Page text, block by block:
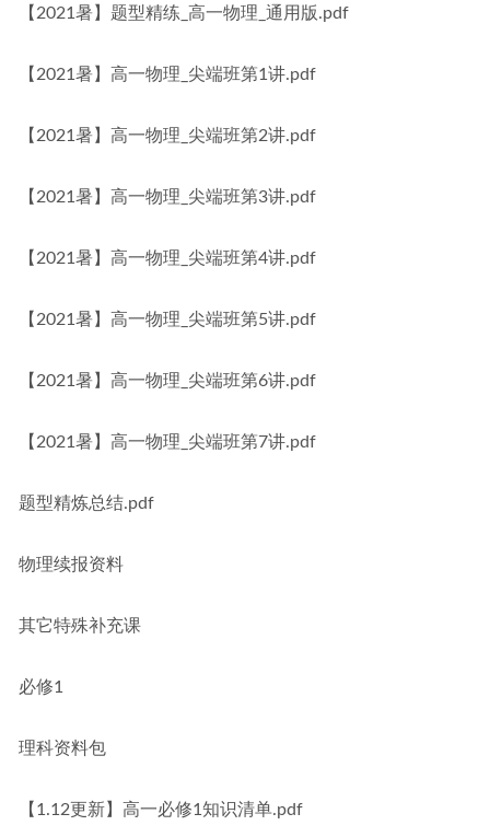
【2021暑】题型精练_高一物理_通用版.pdf
【2021暑】高一物理_尖端班第1讲.pdf
【2021暑】高一物理_尖端班第2讲.pdf
【2021暑】高一物理_尖端班第3讲.pdf
【2021暑】高一物理_尖端班第4讲.pdf
【2021暑】高一物理_尖端班第5讲.pdf
【2021暑】高一物理_尖端班第6讲.pdf
【2021暑】高一物理_尖端班第7讲.pdf
题型精炼总结.pdf
物理续报资料
其它特殊补充课
必修1
理科资料包
【1.12更新】高一必修1知识清单.pdf